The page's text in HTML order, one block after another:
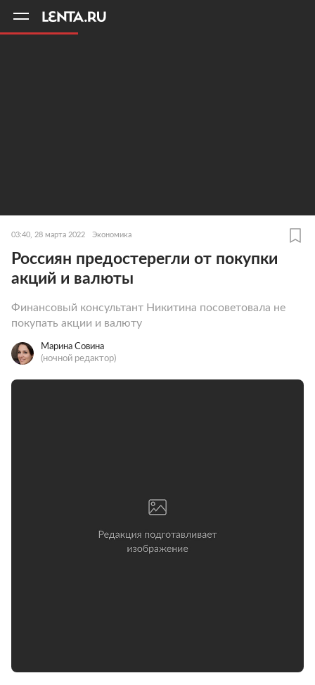
03:40, 28 марта 2022 Экономика
Россиян предостерегли от покупки
акций и валюты
Финансовый консультант Никитина посоветовала не
покупать акции и валюту
Марина Совина
(ночной редактор)